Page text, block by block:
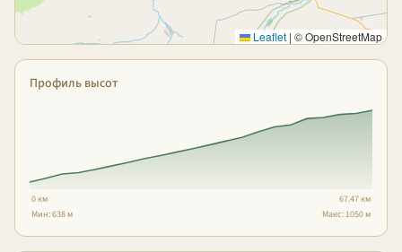
Leaflet | © OpenStreetMap
Профиль высот
0 км
67.47 км
Мин: 638 м
Макс: 1050 м